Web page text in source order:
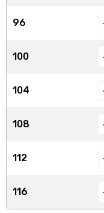
96
100
104
108
112
116